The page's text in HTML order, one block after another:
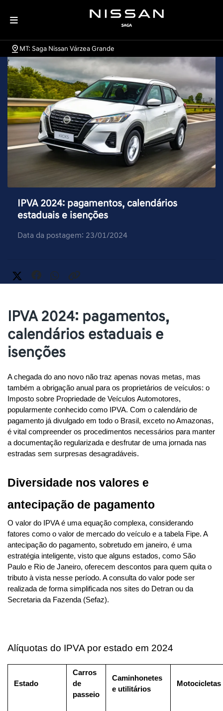
MT: Saga Nissan Várzea Grande
IPVA 2024: pagamentos, calendários
estaduais e isenções
Data da postagem: 23/01/2024
IPVA 2024: pagamentos,
calendários estaduais e
isenções
A chegada do ano novo não traz apenas novas metas, mas
também a obrigação anual para os proprietários de veículos: o
Imposto sobre Propriedade de Veículos Automotores,
popularmente conhecido como IPVA. Com o calendário de
pagamento já divulgado em todo o Brasil, exceto no Amazonas,
é vital compreender os procedimentos necessários para manter
a documentação regularizada e desfrutar de uma jornada nas
estradas sem surpresas desagradáveis.
Diversidade nos valores e
antecipação de pagamento
O valor do IPVA é uma equação complexa, considerando
fatores como o valor de mercado do veículo e a tabela Fipe. A
antecipação do pagamento, sobretudo em janeiro, é uma
estratégia inteligente, visto que alguns estados, como São
Paulo e Rio de Janeiro, oferecem descontos para quem quita o
tributo à vista nesse período. A consulta do valor pode ser
realizada de forma simplificada nos sites do Detran ou da
Secretaria da Fazenda (Sefaz).
Alíquotas do IPVA por estado em 2024
Estado
Carros
de
passeio
Caminhonetes
e utilitários
Motocicletas